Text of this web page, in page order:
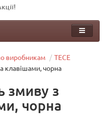
виробникам
TECE
клавішами, чорна
змиву з
чорна